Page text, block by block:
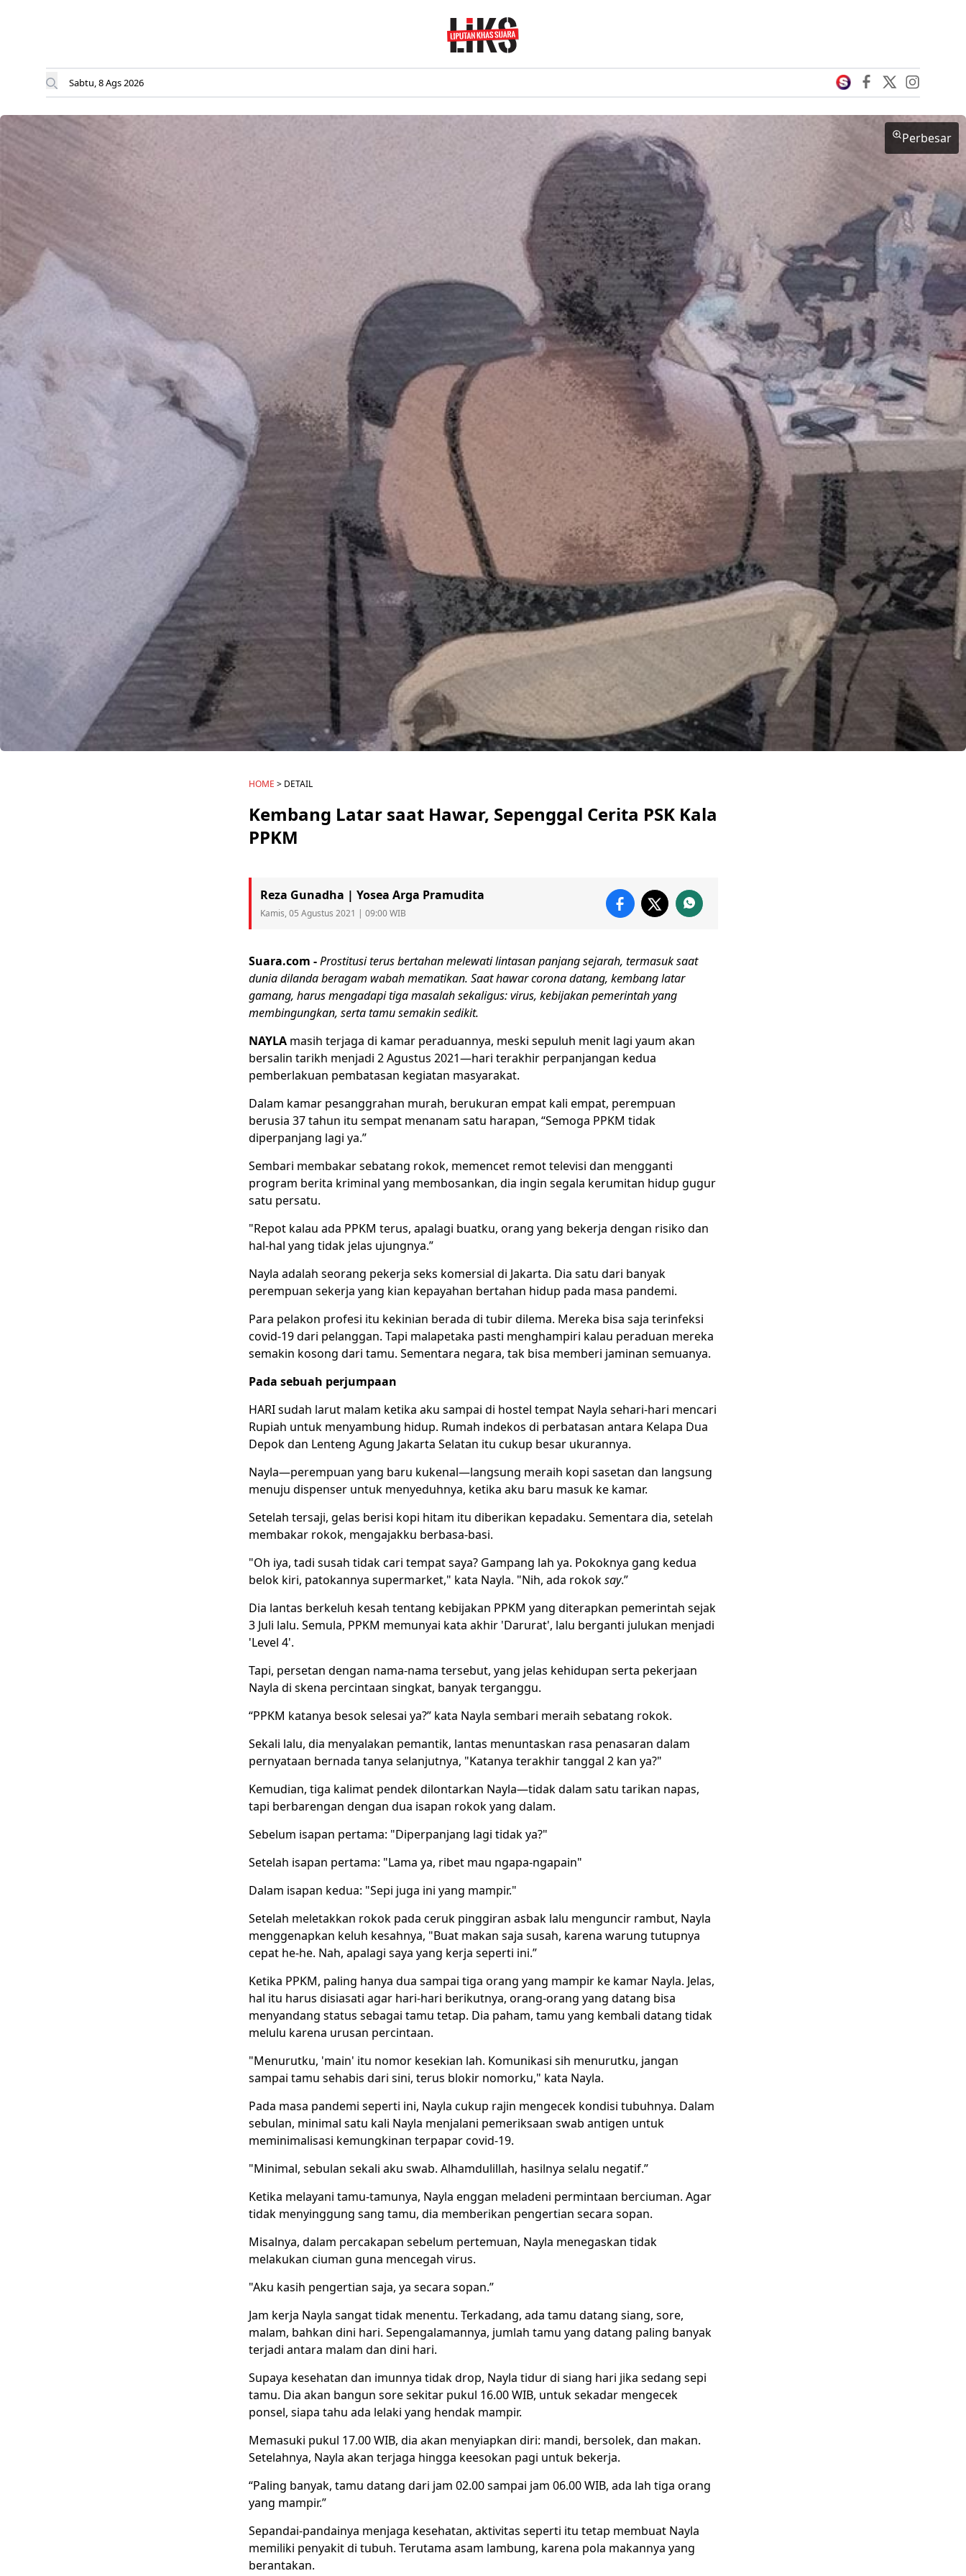
Sabtu, 8 Ags 2026
Perbesar
HOME > DETAIL
Kembang Latar saat Hawar, Sepenggal Cerita PSK Kala
PPKM
Reza Gunadha | Yosea Arga Pramudita
Kamis, 05 Agustus 2021 | 09:00 WIB
Suara.com -Prostitusi terus bertahan melewati lintasan panjang sejarah, termasuk saat
dunia dilanda beragam wabah mematikan. Saat hawar corona datang, kembang latar
gamang, harus mengadapi tiga masalah sekaligus: virus, kebijakan pemerintah yang
membingungkan, serta tamu semakin sedikit.
NAYLAmasih terjaga di kamar peraduannya, meski sepuluh menit lagi yaum akan
bersalin tarikh menjadi 2 Agustus 2021—hari terakhir perpanjangan kedua
pemberlakuan pembatasan kegiatan masyarakat.
Dalam kamar pesanggrahan murah, berukuran empat kali empat, perempuan
berusia 37 tahun itu sempat menanam satu harapan, “Semoga PPKM tidak
diperpanjang lagi ya.”
Sembari membakar sebatang rokok, memencet remot televisi dan mengganti
program berita kriminal yang membosankan, dia ingin segala kerumitan hidup gugur
satu persatu.
"Repot kalau ada PPKM terus, apalagi buatku, orang yang bekerja dengan risiko dan
hal-hal yang tidak jelas ujungnya.”
Nayla adalah seorang pekerja seks komersial di Jakarta. Dia satu dari banyak
perempuan sekerja yang kian kepayahan bertahan hidup pada masa pandemi.
Para pelakon profesi itu kekinian berada di tubir dilema. Mereka bisa saja terinfeksi
covid-19 dari pelanggan. Tapi malapetaka pasti menghampiri kalau peraduan mereka
semakin kosong dari tamu. Sementara negara, tak bisa memberi jaminan semuanya.
Pada sebuah perjumpaan
HARI sudah larut malam ketika aku sampai di hostel tempat Nayla sehari-hari mencari
Rupiah untuk menyambung hidup. Rumah indekos di perbatasan antara Kelapa Dua
Depok dan Lenteng Agung Jakarta Selatan itu cukup besar ukurannya.
Nayla—perempuan yang baru kukenal—langsung meraih kopi sasetan dan langsung
menuju dispenser untuk menyeduhnya, ketika aku baru masuk ke kamar.
Setelah tersaji, gelas berisi kopi hitam itu diberikan kepadaku. Sementara dia, setelah
membakar rokok, mengajakku berbasa-basi.
"Oh iya, tadi susah tidak cari tempat saya? Gampang lah ya. Pokoknya gang kedua
belok kiri, patokannya supermarket," kata Nayla. "Nih, ada rokoksay.”
Dia lantas berkeluh kesah tentang kebijakan PPKM yang diterapkan pemerintah sejak
3 Juli lalu. Semula, PPKM memunyai kata akhir 'Darurat', lalu berganti julukan menjadi
'Level 4'.
Tapi, persetan dengan nama-nama tersebut, yang jelas kehidupan serta pekerjaan
Nayla di skena percintaan singkat, banyak terganggu.
“PPKM katanya besok selesai ya?” kata Nayla sembari meraih sebatang rokok.
Sekali lalu, dia menyalakan pemantik, lantas menuntaskan rasa penasaran dalam
pernyataan bernada tanya selanjutnya, "Katanya terakhir tanggal 2 kan ya?"
Kemudian, tiga kalimat pendek dilontarkan Nayla—tidak dalam satu tarikan napas,
tapi berbarengan dengan dua isapan rokok yang dalam.
Sebelum isapan pertama: "Diperpanjang lagi tidak ya?"
Setelah isapan pertama: "Lama ya, ribet mau ngapa-ngapain"
Dalam isapan kedua: "Sepi juga ini yang mampir."
Setelah meletakkan rokok pada ceruk pinggiran asbak lalu menguncir rambut, Nayla
menggenapkan keluh kesahnya, "Buat makan saja susah, karena warung tutupnya
cepat he-he. Nah, apalagi saya yang kerja seperti ini.”
Ketika PPKM, paling hanya dua sampai tiga orang yang mampir ke kamar Nayla. Jelas,
hal itu harus disiasati agar hari-hari berikutnya, orang-orang yang datang bisa
menyandang status sebagai tamu tetap. Dia paham, tamu yang kembali datang tidak
melulu karena urusan percintaan.
"Menurutku, 'main' itu nomor kesekian lah. Komunikasi sih menurutku, jangan
sampai tamu sehabis dari sini, terus blokir nomorku," kata Nayla.
Pada masa pandemi seperti ini, Nayla cukup rajin mengecek kondisi tubuhnya. Dalam
sebulan, minimal satu kali Nayla menjalani pemeriksaan swab antigen untuk
meminimalisasi kemungkinan terpapar covid-19.
"Minimal, sebulan sekali aku swab. Alhamdulillah, hasilnya selalu negatif.”
Ketika melayani tamu-tamunya, Nayla enggan meladeni permintaan berciuman. Agar
tidak menyinggung sang tamu, dia memberikan pengertian secara sopan.
Misalnya, dalam percakapan sebelum pertemuan, Nayla menegaskan tidak
melakukan ciuman guna mencegah virus.
"Aku kasih pengertian saja, ya secara sopan.”
Jam kerja Nayla sangat tidak menentu. Terkadang, ada tamu datang siang, sore,
malam, bahkan dini hari. Sepengalamannya, jumlah tamu yang datang paling banyak
terjadi antara malam dan dini hari.
Supaya kesehatan dan imunnya tidak drop, Nayla tidur di siang hari jika sedang sepi
tamu. Dia akan bangun sore sekitar pukul 16.00 WIB, untuk sekadar mengecek
ponsel, siapa tahu ada lelaki yang hendak mampir.
Memasuki pukul 17.00 WIB, dia akan menyiapkan diri: mandi, bersolek, dan makan.
Setelahnya, Nayla akan terjaga hingga keesokan pagi untuk bekerja.
“Paling banyak, tamu datang dari jam 02.00 sampai jam 06.00 WIB, ada lah tiga orang
yang mampir.”
Sepandai-pandainya menjaga kesehatan, aktivitas seperti itu tetap membuat Nayla
memiliki penyakit di tubuh. Terutama asam lambung, karena pola makannya yang
berantakan.